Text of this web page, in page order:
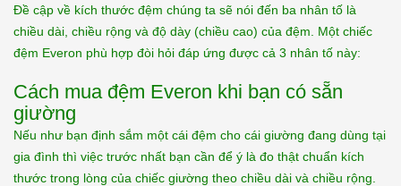
Đề cập về kích thước đệm chúng ta sẽ nói đến ba nhân tố là
chiều dài, chiều rộng và độ dày (chiều cao) của đệm. Một chiếc
đệm Everon phù hợp đòi hỏi đáp ứng được cả 3 nhân tố này:
Cách mua đệm Everon khi bạn có sẵn
giường
Nếu như bạn định sắm một cái đệm cho cái giường đang dùng tại
gia đình thì việc trước nhất bạn cần để ý là đo thật chuẩn kích
thước trong lòng của chiếc giường theo chiều dài và chiều rộng.